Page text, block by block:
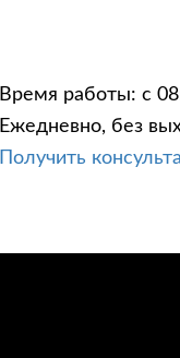
Время работы: с
Ежедневно, без
Получить